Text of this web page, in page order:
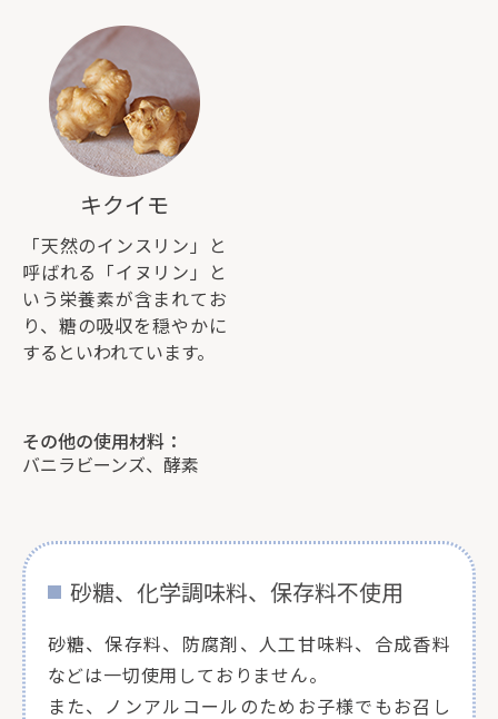
キクイモ
「天然のインスリン」と
呼ばれる「イヌリン」と
いう栄養素が含まれてお
り、糖の吸収を穏やかに
するといわれています。
その他の使用材料：
バニラビーンズ、酵素
砂糖、化学調味料、保存料不使用
砂糖、保存料、防腐剤、人工甘味料、合成香料
などは一切使用しておりません。
また、ノンアルコールのためお子様でもお召し